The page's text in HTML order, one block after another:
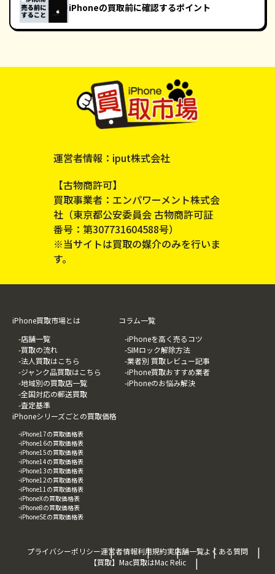
iPhoneの買取前に確認するポイント
iPhone買取市場とは
-店舗一覧
-買取の流れ
-法人買取はこちら
-ジャンク品買取はこちら
-地域別の買取店一覧
-全国対応の郵送買取
-査定基準
コラム一覧
-iPhoneを高く売るコツ
-SIMロック解除方法
-業者別 買取レビュー記事
-iPhone買取おすすめ業者
-iPhoneのお悩み解決
iPhoneシリーズごとの買取価格
-iPhone17の買取価格表
-iPhone16の買取価格表
-iPhone15の買取価格表
-iPhone14の買取価格表
-iPhone13の買取価格表
-iPhone12の買取価格表
-iPhone11の買取価格表
-iPhoneXの買取価格表
-iPhone8の買取価格表
-iPhoneSEの買取価格表
プライバシーポリシー運営者情報利用規約実店舗一覧よくある質問
【買取】Mac買取はMac Relic
運営者情報：iput株式会社
【古物商許可】
買取事業者：エンパワーメント株式会
社（東京都公安委員会 古物商許可証
番号：第307731604588号）
※当サイトは買取の媒介のみを行いま
す。